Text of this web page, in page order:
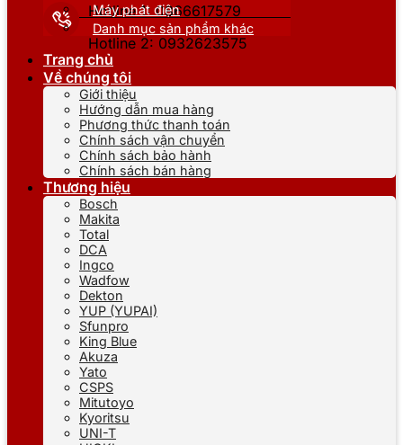
Hotline 1: 0866617579
Hotline 2: 0932623575
Máy phát điện
Danh mục sản phẩm khác
Trang chủ
Về chúng tôi
Giới thiệu
Hướng dẫn mua hàng
Phương thức thanh toán
Chính sách vận chuyển
Chính sách bảo hành
Chính sách bán hàng
Thương hiệu
Bosch
Makita
Total
DCA
Ingco
Wadfow
Dekton
YUP (YUPAI)
Sfunpro
King Blue
Akuza
Yato
CSPS
Mitutoyo
Kyoritsu
UNI-T